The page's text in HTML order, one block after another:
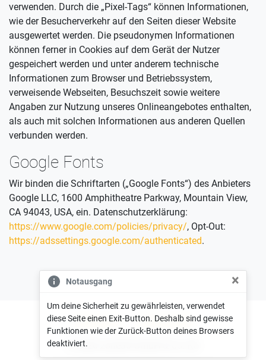
verwenden. Durch die „Pixel-Tags“ können Informationen,
wie der Besucherverkehr auf den Seiten dieser Website
ausgewertet werden. Die pseudonymen Informationen
können ferner in Cookies auf dem Gerät der Nutzer
gespeichert werden und unter anderem technische
Informationen zum Browser und Betriebssystem,
verweisende Webseiten, Besuchszeit sowie weitere
Angaben zur Nutzung unseres Onlineangebotes enthalten,
als auch mit solchen Informationen aus anderen Quellen
verbunden werden.
Google Fonts
Wir binden die Schriftarten („Google Fonts“) des Anbieters
Google LLC, 1600 Amphitheatre Parkway, Mountain View,
CA 94043, USA, ein. Datenschutzerklärung:
https://www.google.com/policies/privacy/, Opt-Out:
https://adssettings.google.com/authenticated.
© 2026 zone35 GmbH & Co. KG
Impressum Datenschutz
Notausgang ×
Um deine Sicherheit zu gewährleisten, verwendet
diese Seite einen Exit-Button. Deshalb sind gewisse
Funktionen wie der Zurück-Button deines Browsers
deaktiviert.